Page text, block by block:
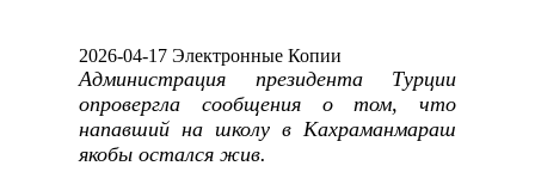
2026-04-17 Электронные Копии
Администрация президента Турции
опровергла сообщения о том, что
напавший на школу в Кахраманмараш
якобы остался жив.